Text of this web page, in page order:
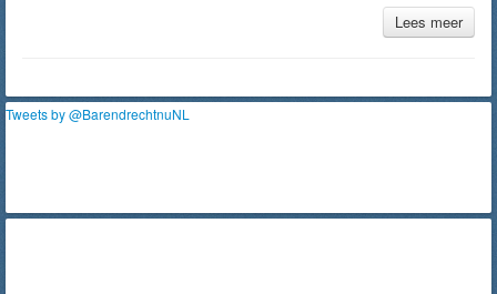
Lees meer
Tweets by @BarendrechtnuNL